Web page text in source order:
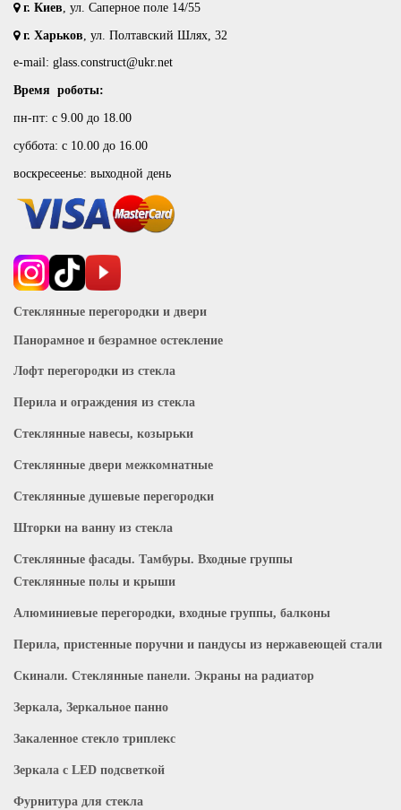
г. Киев, ул. Саперное поле 14/55
г. Харьков, ул. Полтавский Шлях, 32
e-mail: glass.construct@ukr.net
Время роботы:
пн-пт: с 9.00 до 18.00
суббота: с 10.00 до 16.00
воскресеенье: выходной день
Стеклянные перегородки и двери
Панорамное и безрамное остекление
Лофт перегородки из стекла
Перила и ограждения из стекла
Стеклянные навесы, козырьки
Стеклянные двери межкомнатные
Стеклянные душевые перегородки
Шторки на ванну из стекла
Стеклянные фасады. Тамбуры. Входные группы
Стеклянные полы и крыши
Алюминиевые перегородки, входные группы, балконы
Перила, пристенные поручни и пандусы из нержавеющей стали
Скинали. Стеклянные панели. Экраны на радиатор
Зеркала, Зеркальное панно
Закаленное стекло триплекс
Зеркала с LED подсветкой
Фурнитура для стекла